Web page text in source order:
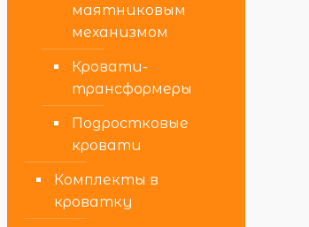
маятниковым
механизмом
Кровати-
трансформеры
Подростковые
кровати
Комплекты в
кроватку